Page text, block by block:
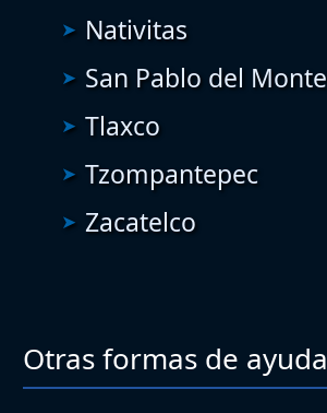
Nativitas
San Pablo del Monte
Tlaxco
Tzompantepec
Zacatelco
Otras formas de ayuda